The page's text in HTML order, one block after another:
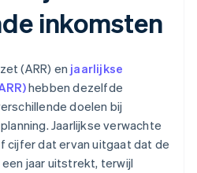
inkomsten
(ARR) en jaarlijkse
hebben dezelfde
doelen bij
Jaarlijkse verwachte
cijfer dat ervan uitgaat dat de
jaar uitstrekt, terwijl